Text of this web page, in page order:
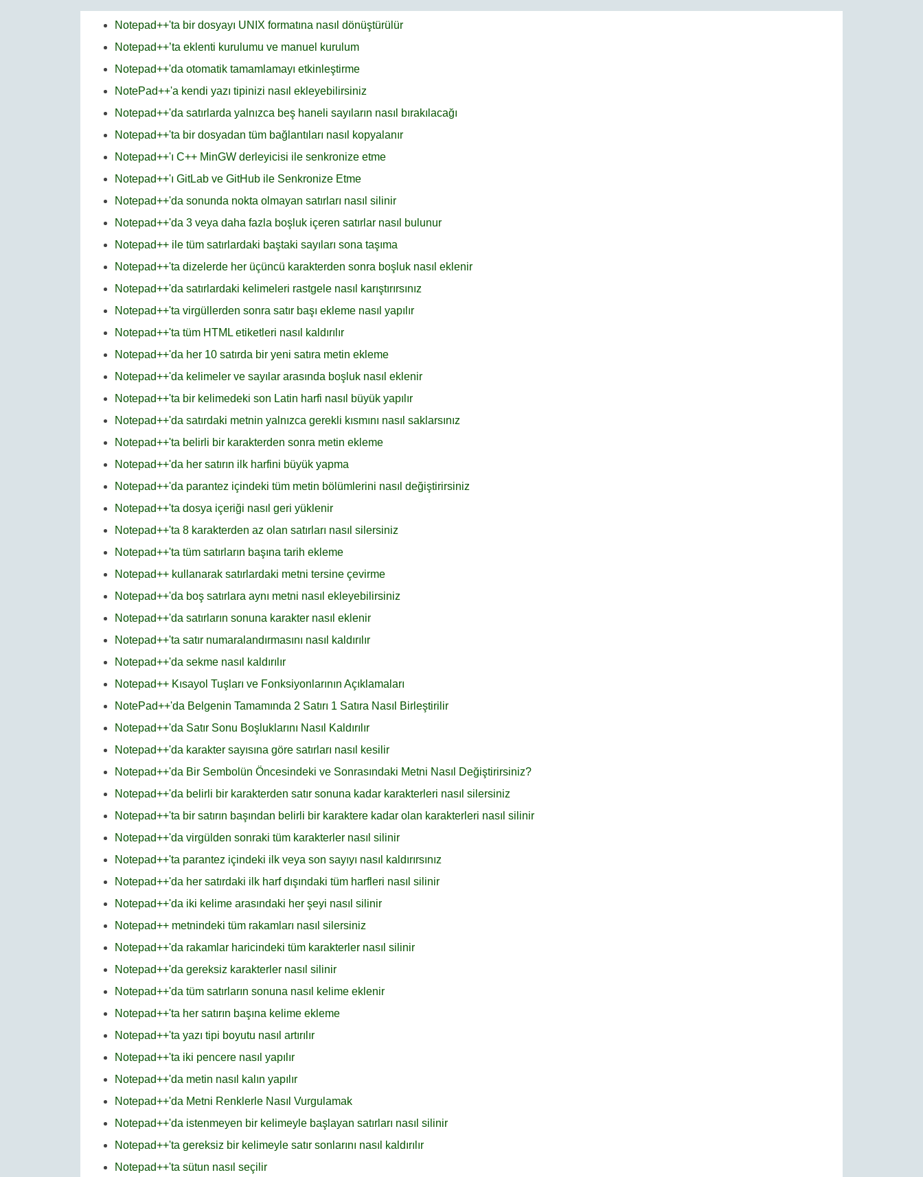
Notepad++'ta bir dosyayı UNIX formatına nasıl dönüştürülür
Notepad++’ta eklenti kurulumu ve manuel kurulum
Notepad++'da otomatik tamamlamayı etkinleştirme
NotePad++'a kendi yazı tipinizi nasıl ekleyebilirsiniz
Notepad++'da satırlarda yalnızca beş haneli sayıların nasıl bırakılacağı
Notepad++'ta bir dosyadan tüm bağlantıları nasıl kopyalanır
Notepad++'ı C++ MinGW derleyicisi ile senkronize etme
Notepad++'ı GitLab ve GitHub ile Senkronize Etme
Notepad++'da sonunda nokta olmayan satırları nasıl silinir
Notepad++'da 3 veya daha fazla boşluk içeren satırlar nasıl bulunur
Notepad++ ile tüm satırlardaki baştaki sayıları sona taşıma
Notepad++'ta dizelerde her üçüncü karakterden sonra boşluk nasıl eklenir
Notepad++'da satırlardaki kelimeleri rastgele nasıl karıştırırsınız
Notepad++'ta virgüllerden sonra satır başı ekleme nasıl yapılır
Notepad++'ta tüm HTML etiketleri nasıl kaldırılır
Notepad++'da her 10 satırda bir yeni satıra metin ekleme
Notepad++'da kelimeler ve sayılar arasında boşluk nasıl eklenir
Notepad++'ta bir kelimedeki son Latin harfi nasıl büyük yapılır
Notepad++'da satırdaki metnin yalnızca gerekli kısmını nasıl saklarsınız
Notepad++'ta belirli bir karakterden sonra metin ekleme
Notepad++'da her satırın ilk harfini büyük yapma
Notepad++'da parantez içindeki tüm metin bölümlerini nasıl değiştirirsiniz
Notepad++'ta dosya içeriği nasıl geri yüklenir
Notepad++'ta 8 karakterden az olan satırları nasıl silersiniz
Notepad++'ta tüm satırların başına tarih ekleme
Notepad++ kullanarak satırlardaki metni tersine çevirme
Notepad++'da boş satırlara aynı metni nasıl ekleyebilirsiniz
Notepad++'da satırların sonuna karakter nasıl eklenir
Notepad++'ta satır numaralandırmasını nasıl kaldırılır
Notepad++'da sekme nasıl kaldırılır
Notepad++ Kısayol Tuşları ve Fonksiyonlarının Açıklamaları
NotePad++'da Belgenin Tamamında 2 Satırı 1 Satıra Nasıl Birleştirilir
Notepad++'da Satır Sonu Boşluklarını Nasıl Kaldırılır
Notepad++'da karakter sayısına göre satırları nasıl kesilir
Notepad++'da Bir Sembolün Öncesindeki ve Sonrasındaki Metni Nasıl Değiştirirsiniz?
Notepad++'da belirli bir karakterden satır sonuna kadar karakterleri nasıl silersiniz
Notepad++'ta bir satırın başından belirli bir karaktere kadar olan karakterleri nasıl silinir
Notepad++'da virgülden sonraki tüm karakterler nasıl silinir
Notepad++'ta parantez içindeki ilk veya son sayıyı nasıl kaldırırsınız
Notepad++'da her satırdaki ilk harf dışındaki tüm harfleri nasıl silinir
Notepad++'da iki kelime arasındaki her şeyi nasıl silinir
Notepad++ metnindeki tüm rakamları nasıl silersiniz
Notepad++'da rakamlar haricindeki tüm karakterler nasıl silinir
Notepad++'da gereksiz karakterler nasıl silinir
Notepad++'da tüm satırların sonuna nasıl kelime eklenir
Notepad++'ta her satırın başına kelime ekleme
Notepad++'ta yazı tipi boyutu nasıl artırılır
Notepad++'ta iki pencere nasıl yapılır
Notepad++'da metin nasıl kalın yapılır
Notepad++'da Metni Renklerle Nasıl Vurgulamak
Notepad++'da istenmeyen bir kelimeyle başlayan satırları nasıl silinir
Notepad++'ta gereksiz bir kelimeyle satır sonlarını nasıl kaldırılır
Notepad++'ta sütun nasıl seçilir